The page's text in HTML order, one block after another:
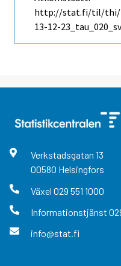
http://stat.fi/til/thi/
13-12-
Verkstadsgatan 13
00580 Helsingfors
Växel 029 551 1000
Informationstjänst
info@stat.fi